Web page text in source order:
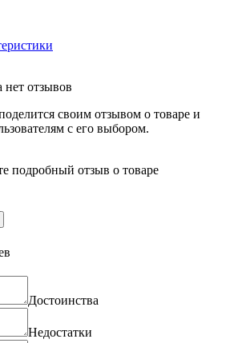
нет отзывов
своим отзывом о товаре и
с его выбором.
подробный отзыв о товаре
Достоинства
Недостатки